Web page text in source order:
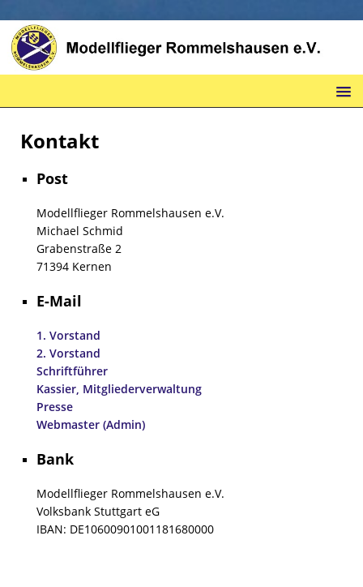
Kontakt
Post
Modellflieger Rommelshausen e.V.
Michael Schmid
Grabenstraße 2
71394 Kernen
E-Mail
1. Vorstand
2. Vorstand
Schriftführer
Kassier, Mitgliederverwaltung
Presse
Webmaster (Admin)
Bank
Modellflieger Rommelshausen e.V.
Volksbank Stuttgart eG
IBAN: DE10600901001181680000